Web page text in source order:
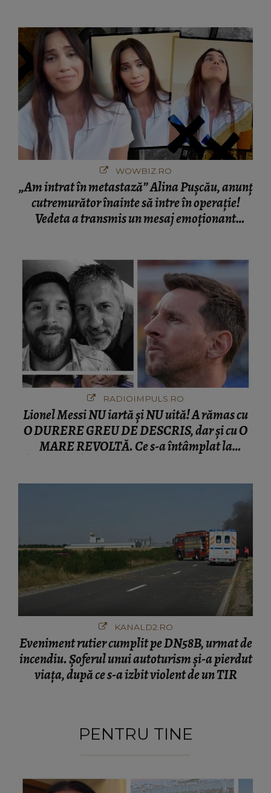
tot, a mai atras atenția asupra unui aspect,
ignorat: "Aceste tumori...”
WOWBIZ.RO
„Am intrat în metastază” Alina Pușcău, anunț
cutremurător înainte să intre în operație!
Vedeta a transmis un mesaj emoționant
RADIOIMPULS.RO
Lionel Messi NU iartă și NU uită! A rămas cu
O DURERE GREU DE DESCRIS, dar și cu O
MARE REVOLTĂ. Ce s-a întâmplat la
KANALD2.RO
Eveniment rutier cumplit pe DN58B, urmat de
incendiu. Șoferul unui autoturism și-a pierdut
viața, după ce s-a izbit violent de un TIR
PENTRU TINE